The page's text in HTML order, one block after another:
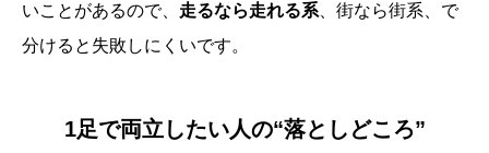
いことがあるので、 走るなら走れる系 、街なら街系、で
分けると失敗しにくいです。
1足で両立したい人の“落としどころ”